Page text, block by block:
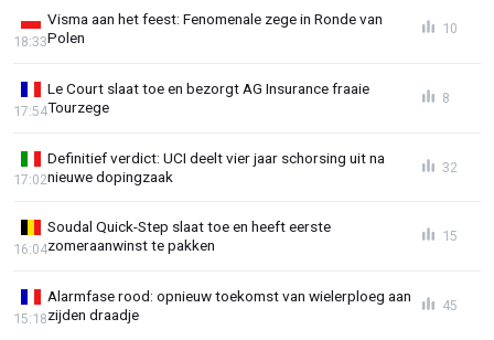
Visma aan het feest: Fenomenale zege in Ronde van
Polen
18:33
10
Le Court slaat toe en bezorgt AG Insurance fraaie
Tourzege
17:54
8
Definitief verdict: UCI deelt vier jaar schorsing uit na
nieuwe dopingzaak
17:02
32
Soudal Quick-Step slaat toe en heeft eerste
zomeraanwinst te pakken
16:04
15
Alarmfase rood: opnieuw toekomst van wielerploeg aan
zijden draadje
15:18
45